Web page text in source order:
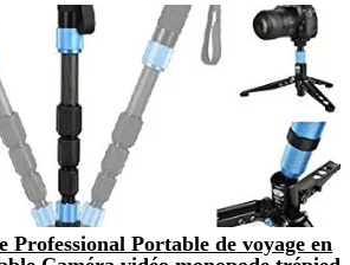
Professional Portable de voyage en